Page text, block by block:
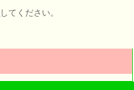
してください。